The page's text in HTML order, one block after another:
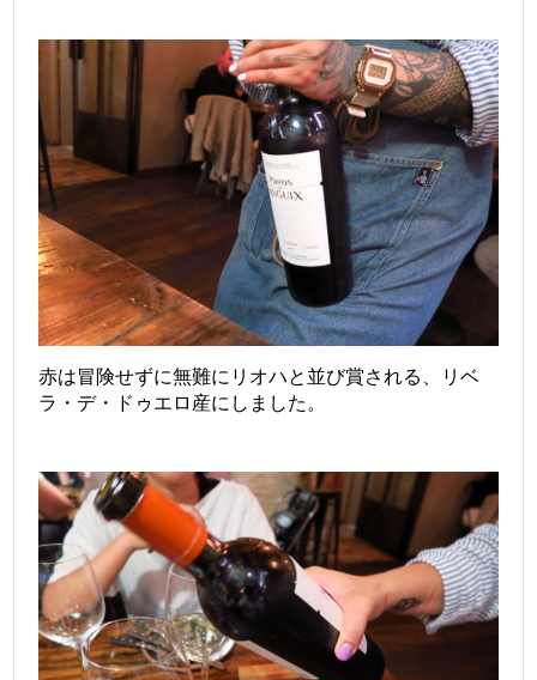
赤は冒険せずに無難にリオハと並び賞される、リベ
ラ・デ・ドゥエロ産にしました。